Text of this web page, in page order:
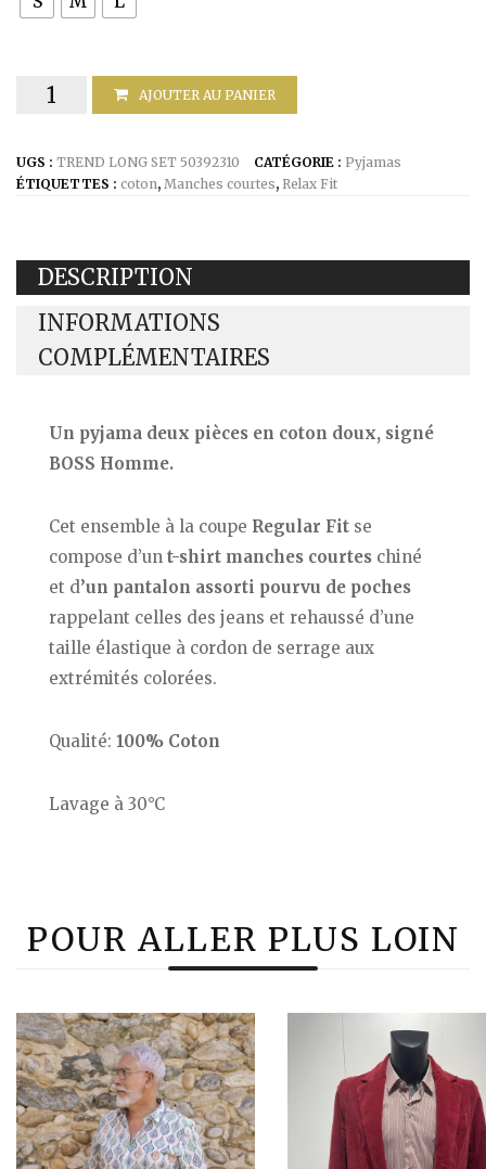
quantité
Pyjama
AJOUTER AU PANIER
UGS : TREND LONG SET 50392310 CATÉGORIE : Pyjamas
ÉTIQUETTES : coton, Manches courtes, Relax Fit
DESCRIPTION
INFORMATIONS
COMPLÉMENTAIRES
Un pyjama deux pièces en coton doux, signé
BOSS Homme.
Cet ensemble à la coupe Regular Fit se
compose d’un t-shirt manches courtes chiné
et d’un pantalon assorti pourvu de poches
rappelant celles des jeans et rehaussé d’une
taille élastique à cordon de serrage aux
extrémités colorées.
Qualité: 100% Coton
Lavage à 30°C
POUR ALLER PLUS LOIN